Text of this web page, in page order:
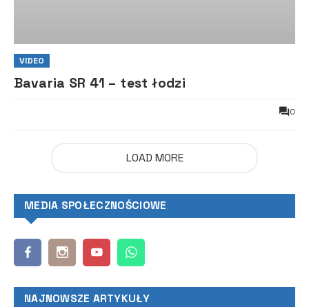
VIDEO
Bavaria SR 41 – test łodzi
0
LOAD MORE
MEDIA SPOŁECZNOŚCIOWE
NAJNOWSZE ARTYKUŁY